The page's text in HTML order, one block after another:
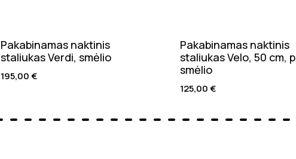
Pakabinamas naktinis
staliukas Verdi, smėlio
195,00€
Pakabinamas naktinis
staliukas Velo, 50 cm,
smėlio
125,00€